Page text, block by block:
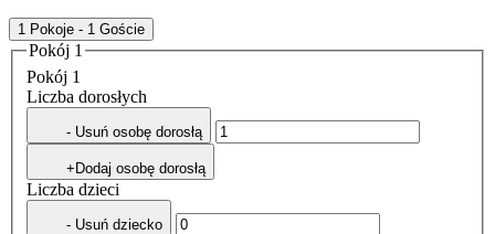
1 Pokoje - 1 Goście
Pokój 1
Pokój 1
Liczba dorosłych
- Usuń osobę dorosłą
+Dodaj osobę dorosłą
Liczba dzieci
- Usuń dziecko